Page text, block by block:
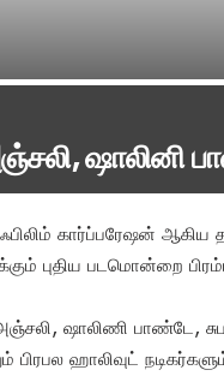
ஷாலினி
கார்ப்பரேஷன்
புதிய படமொன்றை
ஷாலிணி பாண்டே,
பிரபல ஹாலிவுட்